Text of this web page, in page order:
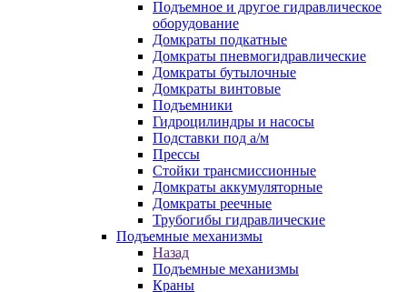
Подъемное и другое гидравлическое
оборудование
Домкраты подкатные
Домкраты пневмогидравлические
Домкраты бутылочные
Домкраты винтовые
Подъемники
Гидроцилиндры и насосы
Подставки под а/м
Прессы
Стойки трансмиссионные
Домкраты аккумуляторные
Домкраты реечные
Трубогибы гидравлические
Подъемные механизмы
Назад
Подъемные механизмы
Краны